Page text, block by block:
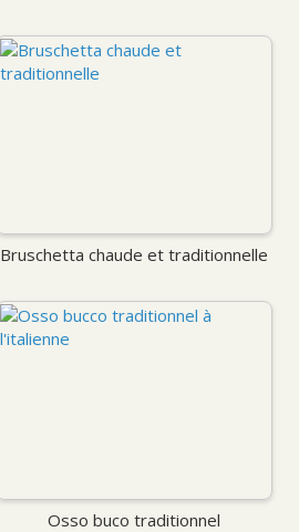
Bruschetta chaude et traditionnelle
Osso buco traditionnel